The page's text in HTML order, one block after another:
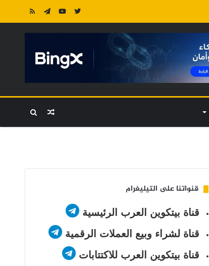
بحث مقال
قنواتنا على التيليغرام
قناة بيتكوين العرب الرئيسية
قناة لشراء وبيع العملات الرقمية
قناة بيتكوين العرب للاكتتابات